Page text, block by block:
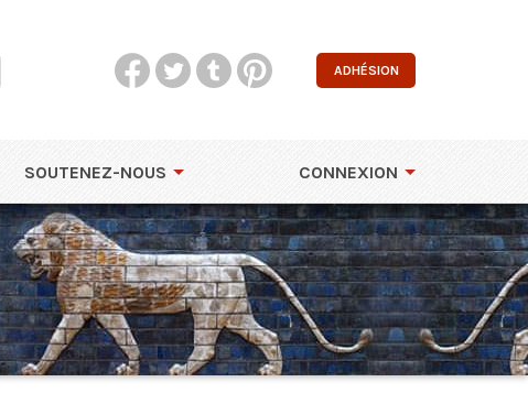
ADHÉSION
SOUTENEZ-NOUS CONNEXION